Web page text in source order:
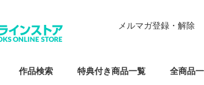
作品検索 特典付き商品一覧 全商品
メルマガ登録・解除